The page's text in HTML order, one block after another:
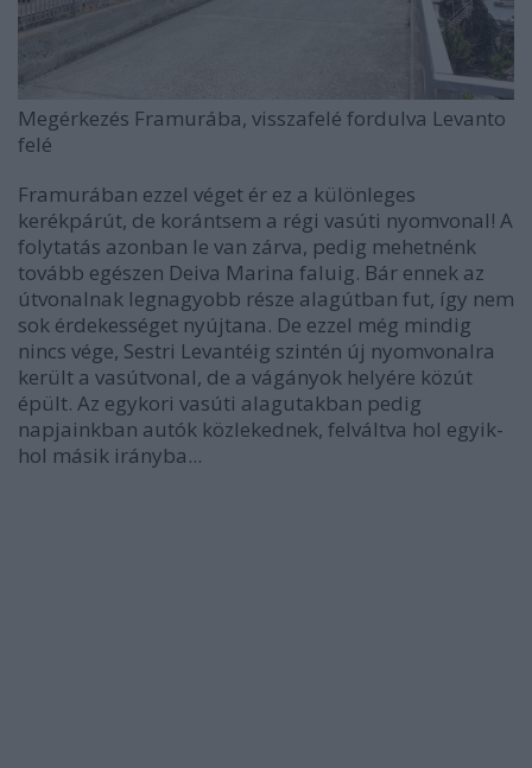
Megérkezés Framurába, visszafelé fordulva Levanto
felé
Framurában ezzel véget ér ez a különleges
kerékpárút, de korántsem a régi vasúti nyomvonal! A
folytatás azonban le van zárva, pedig mehetnénk
tovább egészen Deiva Marina faluig. Bár ennek az
útvonalnak legnagyobb része alagútban fut, így nem
sok érdekességet nyújtana. De ezzel még mindig
nincs vége, Sestri Levantéig szintén új nyomvonalra
került a vasútvonal, de a vágányok helyére közút
épült. Az egykori vasúti alagutakban pedig
napjainkban autók közlekednek, felváltva hol egyik-
hol másik irányba...